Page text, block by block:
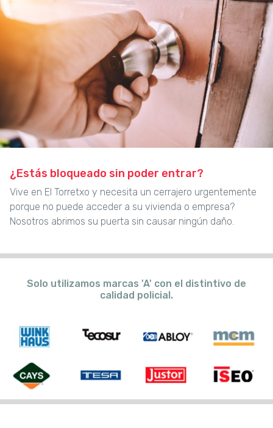
¿Estás bloqueado sin poder entrar?
Vive en El Torretxo y necesita un cerrajero urgentemente
porque no puede acceder a su vivienda o empresa?
Nosotros abrimos su puerta sin causar ningún daño.
Solo utilizamos marcas 'A' con el distintivo de
calidad policial.